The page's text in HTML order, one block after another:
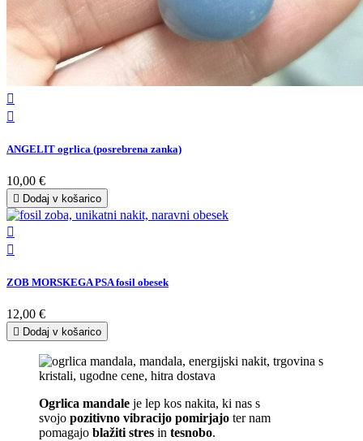


ANGELIT ogrlica (posrebrena zanka)
10,00 €
 Dodaj v košarico


ZOB MORSKEGA PSA fosil obesek
12,00 €
 Dodaj v košarico
Ogrlica mandale je lep kos nakita, ki nas s
svojo pozitivno vibracijo pomirjajo ter nam
pomagajo blažiti stres in tesnobo.